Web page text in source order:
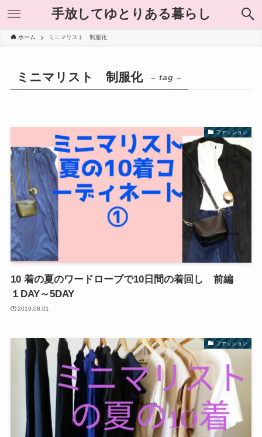
手放してゆとりある暮らし
ホーム ミニマリスト 制服化
ミニマリスト 制服化 – tag –
ファッション
10 着の夏のワードローブで10日間の着回し 前編
１DAY～5DAY
2019.08.01
ファッション